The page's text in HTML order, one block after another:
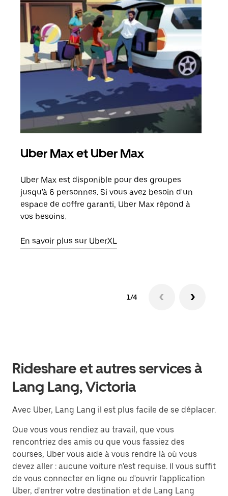
Uber Max et Uber Max
Uber Max est disponible pour des groupes
jusqu'à 6 personnes. Si vous avez besoin d'un
espace de coffre garanti, Uber Max répond à
vos besoins.
En savoir plus sur UberXL
1/4
Rideshare et autres services à
Lang Lang, Victoria
Avec Uber, Lang Lang il est plus facile de se déplacer.
Que vous vous rendiez au travail, que vous
rencontriez des amis ou que vous fassiez des
courses, Uber vous aide à vous rendre là où vous
devez aller : aucune voiture n'est requise. Il vous suffit
de vous connecter en ligne ou d'ouvrir l'application
Uber, d'entrer votre destination et de Lang Lang